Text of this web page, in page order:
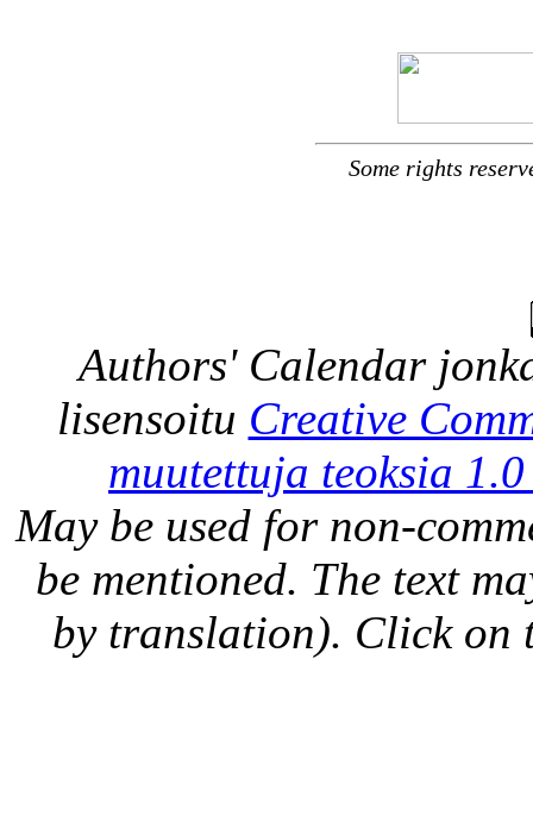
Some rights
Authors' Calendar
lisensoitu Creative
muutettuja teoksia
May be used for non-
be mentioned. The text
by translation). Click on